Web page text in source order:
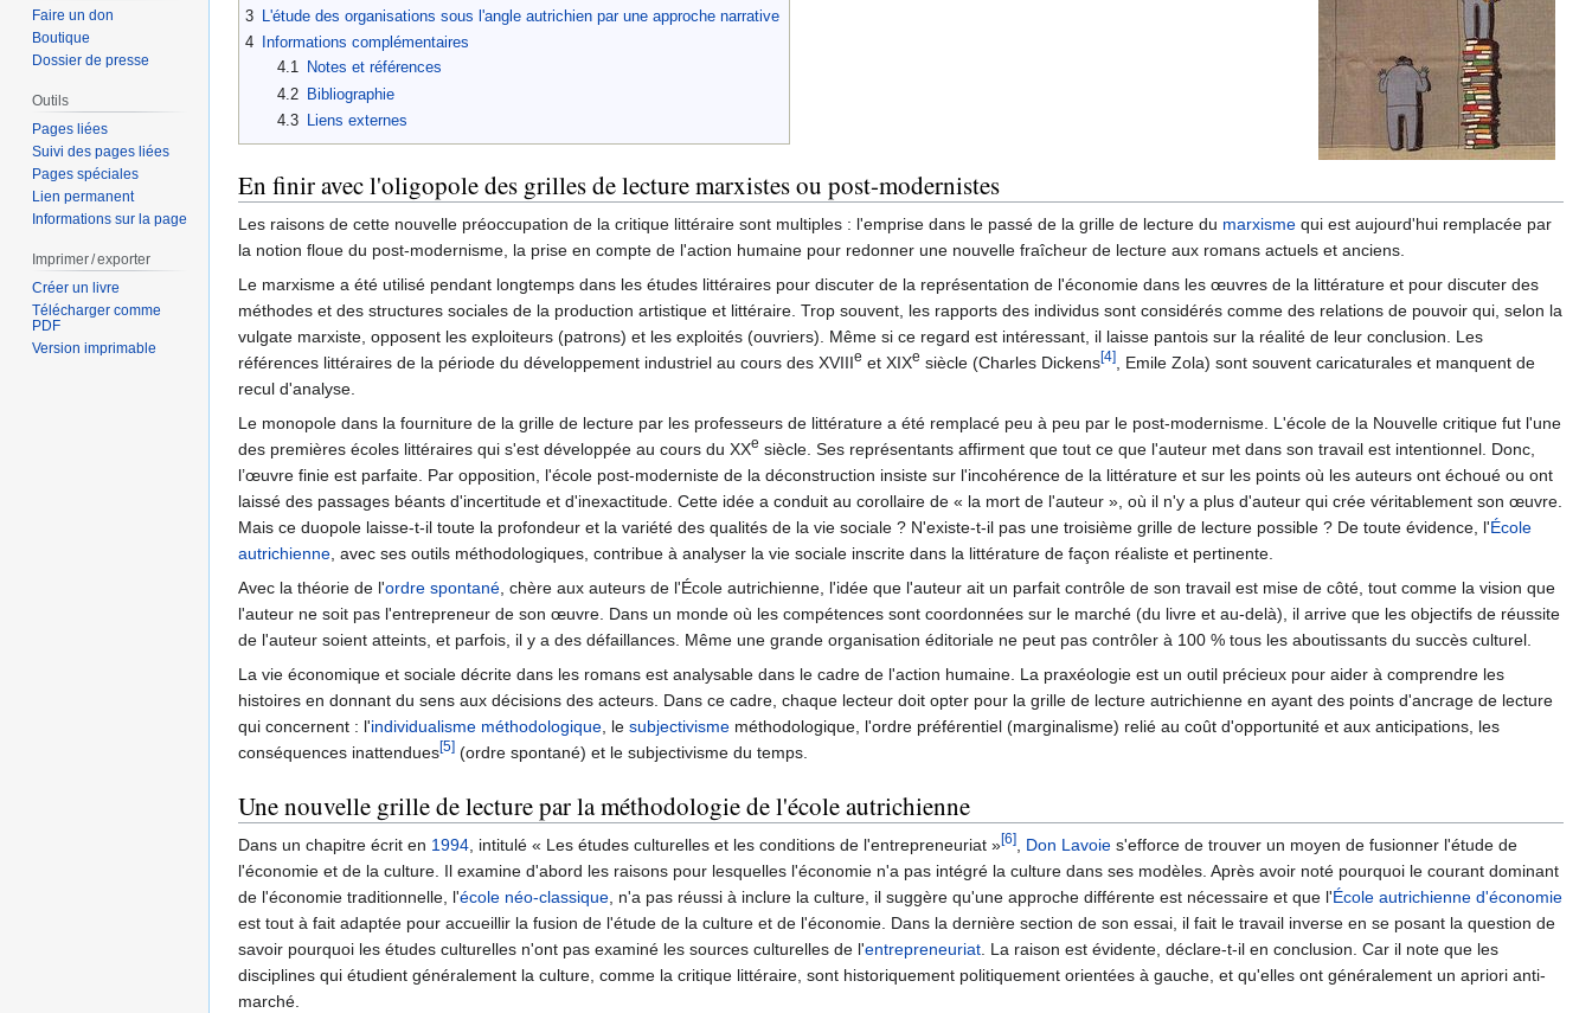
3 L'étude des organisations sous l'angle autrichien par une approche narrative
4
Informations complémentaires
4.1
Notes et références
4.2
Bibliographie
4.3
Liens externes
En finir avec l'oligopole des grilles de lecture marxistes ou post-modernistes
Les raisons de cette nouvelle préoccupation de la critique littéraire sont multiples : l'emprise dans le passé de la grille de lecture du marxisme qui est aujourd'hui remplacée par
la notion floue du post-modernisme, la prise en compte de l'action humaine pour redonner une nouvelle fraîcheur de lecture aux romans actuels et anciens.
Le marxisme a été utilisé pendant longtemps dans les études littéraires pour discuter de la représentation de l'économie dans les œuvres de la littérature et pour discuter des
méthodes et des structures sociales de la production artistique et littéraire. Trop souvent, les rapports des individus sont considérés comme des relations de pouvoir qui, selon la
vulgate marxiste, opposent les exploiteurs (patrons) et les exploités (ouvriers). Même si ce regard est intéressant, il laisse pantois sur la réalité de leur conclusion. Les
références littéraires de la période du développement industriel au cours des XVIIIe et XIXe siècle (Charles Dickens[4], Emile Zola) sont souvent caricaturales et manquent de
recul d'analyse.
Le monopole dans la fourniture de la grille de lecture par les professeurs de littérature a été remplacé peu à peu par le post-modernisme. L'école de la Nouvelle critique fut l'une
des premières écoles littéraires qui s'est développée au cours du XXe siècle. Ses représentants affirment que tout ce que l'auteur met dans son travail est intentionnel. Donc,
l’œuvre finie est parfaite. Par opposition, l'école post-moderniste de la déconstruction insiste sur l'incohérence de la littérature et sur les points où les auteurs ont échoué ou ont
laissé des passages béants d'incertitude et d'inexactitude. Cette idée a conduit au corollaire de « la mort de l'auteur », où il n'y a plus d'auteur qui crée véritablement son œuvre.
Mais ce duopole laisse-t-il toute la profondeur et la variété des qualités de la vie sociale ? N'existe-t-il pas une troisième grille de lecture possible ? De toute évidence, l'École
autrichienne, avec ses outils méthodologiques, contribue à analyser la vie sociale inscrite dans la littérature de façon réaliste et pertinente.
Avec la théorie de l'ordre spontané, chère aux auteurs de l'École autrichienne, l'idée que l'auteur ait un parfait contrôle de son travail est mise de côté, tout comme la vision que
l'auteur ne soit pas l'entrepreneur de son œuvre. Dans un monde où les compétences sont coordonnées sur le marché (du livre et au-delà), il arrive que les objectifs de réussite
de l'auteur soient atteints, et parfois, il y a des défaillances. Même une grande organisation éditoriale ne peut pas contrôler à 100 % tous les aboutissants du succès culturel.
La vie économique et sociale décrite dans les romans est analysable dans le cadre de l'action humaine. La praxéologie est un outil précieux pour aider à comprendre les
histoires en donnant du sens aux décisions des acteurs. Dans ce cadre, chaque lecteur doit opter pour la grille de lecture autrichienne en ayant des points d'ancrage de lecture
qui concernent : l'individualisme méthodologique, le subjectivisme méthodologique, l'ordre préférentiel (marginalisme) relié au coût d'opportunité et aux anticipations, les
conséquences inattendues[5] (ordre spontané) et le subjectivisme du temps.
Une nouvelle grille de lecture par la méthodologie de l'école autrichienne
Dans un chapitre écrit en 1994, intitulé « Les études culturelles et les conditions de l'entrepreneuriat »[6], Don Lavoie s'efforce de trouver un moyen de fusionner l'étude de
l'économie et de la culture. Il examine d'abord les raisons pour lesquelles l'économie n'a pas intégré la culture dans ses modèles. Après avoir noté pourquoi le courant dominant
de l'économie traditionnelle, l'école néo-classique, n'a pas réussi à inclure la culture, il suggère qu'une approche différente est nécessaire et que l'École autrichienne d'économie
est tout à fait adaptée pour accueillir la fusion de l'étude de la culture et de l'économie. Dans la dernière section de son essai, il fait le travail inverse en se posant la question de
savoir pourquoi les études culturelles n'ont pas examiné les sources culturelles de l'entrepreneuriat. La raison est évidente, déclare-t-il en conclusion. Car il note que les
disciplines qui étudient généralement la culture, comme la critique littéraire, sont historiquement politiquement orientées à gauche, et qu'elles ont généralement un apriori anti-
marché.
Faire un don
Boutique
Dossier de presse
Outils
Pages liées
Suivi des pages liées
Pages spéciales
Lien permanent
Informations sur la page
Imprimer / exporter
Créer un livre
Télécharger comme
PDF
Version imprimable